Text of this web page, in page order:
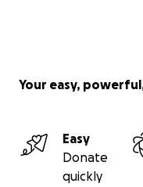
Your easy,
Easy
Donate
quickly